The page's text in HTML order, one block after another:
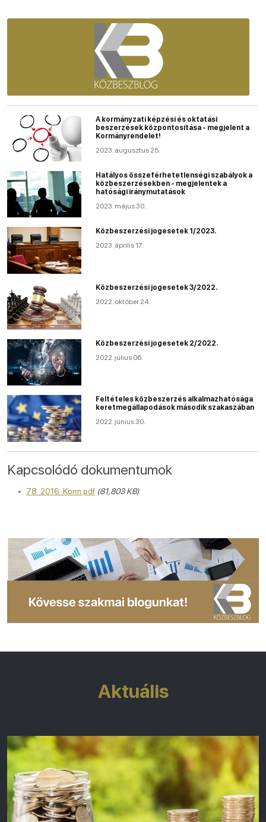
A kormányzati képzési és oktatási
beszerzések központosítása - megjelent a
Kormányrendelet!
2023. augusztus 25.
Hatályos összeférhetetlenségi szabályok a
közbeszerzésekben - megjelentek a
hatósági iránymutatások
2023. május 30.
Közbeszerzési jogesetek 1/2023.
2023. április 17.
Közbeszerzési jogesetek 3/2022.
2022. október 24.
Közbeszerzési jogesetek 2/2022.
2022. július 06.
Feltételes közbeszerzés alkalmazhatósága
keretmegállapodások második szakaszában
2022. június 30.
Kapcsolódó dokumentumok
78_2016_Korm.pdf (81,803 KB)
Aktuális